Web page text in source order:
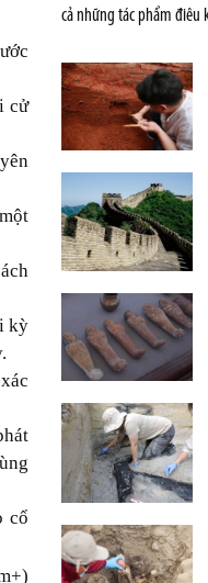
cử
kỳ
cổ
cả những tác phẩm điêu